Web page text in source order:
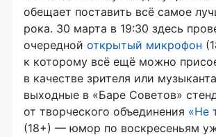
обещает поставить всё самое
рока. 30 марта в 19:30 здесь
очередной открытый микрофон
к которому всё ещё можно
в качестве зрителя или
выходные в «Баре Советов»
от творческого объединения «Не
(18+) — юмор по воскресеньям